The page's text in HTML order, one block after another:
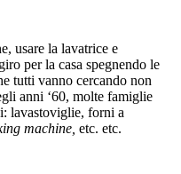
usare la lavatrice e
per la casa spegnendo le
tutti vanno cercando non
anni ‘60, molte famiglie
lavastoviglie, forni a
machine, etc. etc.